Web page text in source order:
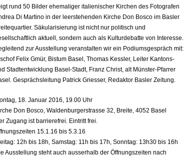
rund 50 Bilder ehemaliger italienischer Kirchen des Fotografen
Di Martino in der leerstehenden Kirche Don Bosco im Basler
Säkularisierung ist nicht nur politisch und
aktuell, sondern auch als Kulturdebatte von Interesse.
zur Ausstellung veranstalten wir ein Podiumsgespräch mit:
Felix Gmür, Bistum Basel, Thomas Kessler, Leiter Kantons-
Stadtentwicklung Basel-Stadt, Franz Christ, alt Münster-Pfarrer
Gesprächsleitung Patrick Griesser, Redaktor Basler Zeitung.
18. Januar 2016, 19.00 Uhr
Don Bosco, Waldenburgerstrasse 32, Breite, 4052 Basel
Zugang ist barrierefrei. Eintritt frei.
15.1.16 bis 5.3.16
12h bis 18h, Samstag: 11h bis 17h, Sonntag: 13h30 bis 16h
Ausstellung steht auch ausserhalb der Öffnungszeiten nach